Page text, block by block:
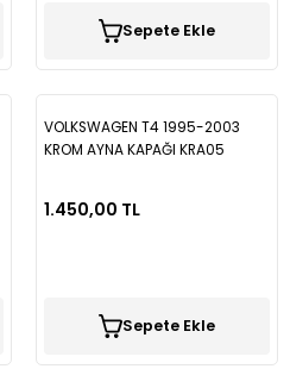
Sepete Ekle
VOLKSWAGEN T4 1995-2003
KROM AYNA KAPAĞI KRA05
1.450,00 TL
Sepete Ekle